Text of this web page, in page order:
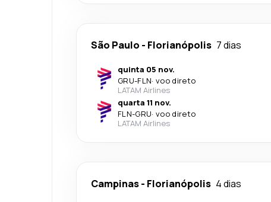
São Paulo - Florianópolis 7 dias
quinta 05 nov.
GRU-FLN· voo direto
LATAM Airlines
quarta 11 nov.
FLN-GRU· voo direto
LATAM Airlines
Campinas- Florianópolis 4 dias